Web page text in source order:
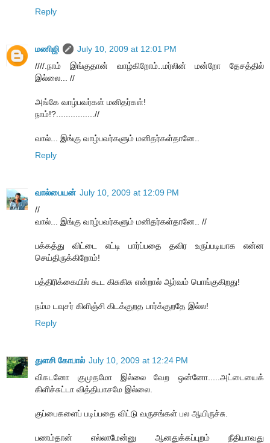
Reply
மணிஜி
July 10, 2009 at 12:01 PM
////.நாம் இங்குதான் வாழ்கிறோம்..மர்லின் மன்றோ தேசத்தில்
இல்லை... //
அங்கே வாழ்பவர்கள் மனிதர்கள்!
நாம்!?................//
வால்... இங்கு வாழ்பவர்களும் மனிதர்கள்தானே..
Reply
வால்பையன் July 10, 2009 at 12:09 PM
//
வால்... இங்கு வாழ்பவர்களும் மனிதர்கள்தானே.. //
பக்கத்து விட்டை எட்டி பார்ப்பதை தவிர உருப்படியாக என்ன
செய்திருக்கிறோம்!
பத்திரிக்கையில் கூட கிசுகிசு என்றால் ஆர்வம் பொங்குகிறது!
நம்ம டவுசர் கிளிஞ்சி கிடக்குறத பார்க்குறதே இல்ல!
Reply
துளசி கோபால் July 10, 2009 at 12:24 PM
விகடனோ குமுதமோ இல்லை வேற ஒன்னோ.....அட்டையைக்
கிளிச்சுட்டா வித்தியாசமே இல்லை.
குப்பைகளைப் படிப்பதை விட்டு வருசங்கள் பல ஆயிருச்சு.
பணம்தான் எல்லாமேன்னு ஆனதுக்கப்புறம் நீதியாவது